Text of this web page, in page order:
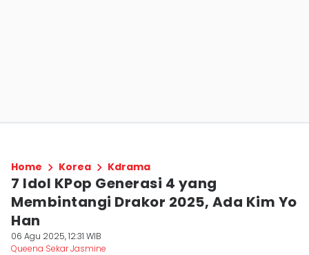
Home Korea Kdrama
7 Idol KPop Generasi 4 yang
Membintangi Drakor 2025, Ada Kim Yo
Han
06 Agu 2025, 12:31 WIB
Queena Sekar Jasmine